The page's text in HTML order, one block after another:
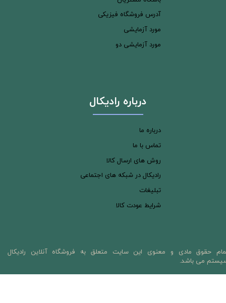
حقوق مادی و معنوی این سایت متعلق به فروشگاه آنلاین رادیکال
می باشد.
آدرس فروشگاه فیزیکی
مورد آزمایشی
مورد آزمایشی دو
درباره رادیکال
درباره ما
تماس با ما
روش های ارسال کالا
رادیکال در شبکه های اجتماعی
تبلیغات
شرایط عودت کالا